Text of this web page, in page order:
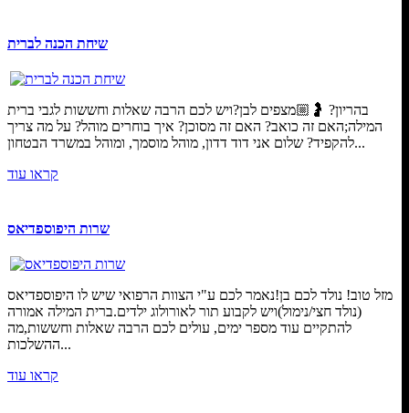
שיחת הכנה לברית
בהריון? 🤰🏼מצפים לבן?ויש לכם הרבה שאלות וחששות לגבי ברית
המילה;האם זה כואב? האם זה מסוכן? איך בוחרים מוהל? על מה צריך
להקפיד? שלום אני דוד דדון, מוהל מוסמך, ומוהל במשרד הבטחון...
קראו עוד
שרות היפוספדיאס
מזל טוב! נולד לכם בן!נאמר לכם ע"י הצוות הרפואי שיש לו היפוספדיאס
(נולד חצי/נימול)ויש לקבוע תור לאורולוג ילדים.ברית המילה אמורה
להתקיים עוד מספר ימים, עולים לכם הרבה שאלות וחששות,מה
ההשלכות...
קראו עוד